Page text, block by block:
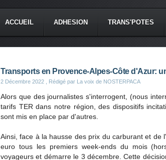
ACCUEIL ADHESION TRANS'POTES
Transports en Provence-Alpes-Côte d'Azur:
2 Décembre 2022 , Rédigé par La voix de NOSTERPACA
Alors que des journalistes s'interrogent, (nous
tarifs TER dans notre région, des dispositifs
sont mis en place par d'autres.
Ainsi, face à la hausse des prix du carburant et de
euro tous les premiers week-ends du mois
voyageurs et démarre le 3 décembre. Cette